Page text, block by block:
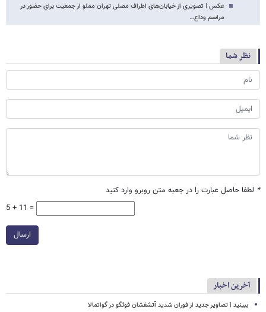
عکس | تصویری از خیابان‌های اطراف مصلی تهران مملو از جمعیت برای حضور در
مراسم وداع…
نظر شما
* لطفا حاصل عبارت را در جعبه متن روبرو وارد کنید
5 + 11 =
ارسال
آخرین اخبار
ببینید | تصاویر جدید از فوران شدید آتشفشان فوئگو در گواتمالا